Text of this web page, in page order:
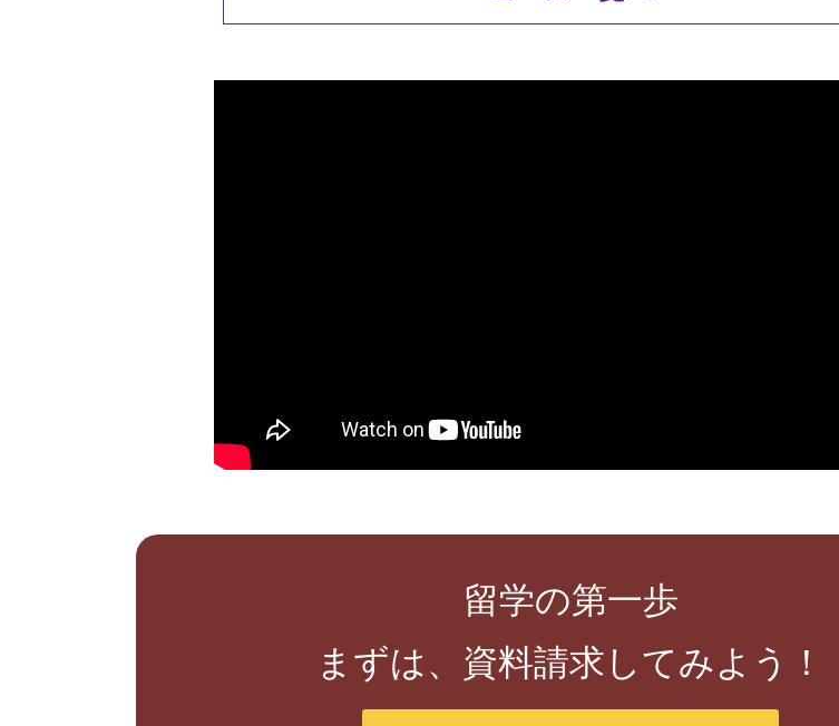
留学の第一歩
まずは、資料請求してみよう！